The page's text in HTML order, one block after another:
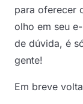
para oferecer
olho em seu
de dúvida, é
gente!
Em breve